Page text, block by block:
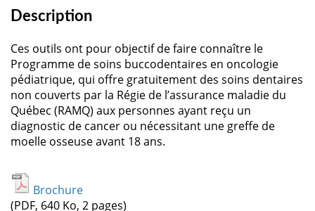
Description
Ces outils ont pour objectif de faire connaître le
Programme de soins buccodentaires en oncologie
pédiatrique, qui offre gratuitement des soins dentaires
non couverts par la Régie de l’assurance maladie du
Québec (RAMQ) aux personnes ayant reçu un
diagnostic de cancer ou nécessitant une greffe de
moelle osseuse avant 18 ans.
Brochure
(PDF, 640 Ko, 2 pages)